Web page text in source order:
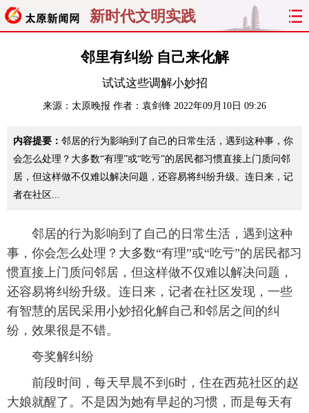
新时代文明实践
聚焦 太原
关注 文明
旅游 理财 政务 教育
看天下
太原日报 太原晚报 热评 社区
邻里有纠纷 自己来化解
试试这些调解小妙招
来源： 太原晚报 作者：袁剑锋 2022年09月10日 09:26
内容提要： 邻居的行为影响到了自己的日常生活，遇到这种事，你
会怎么处理？大多数“有理”或“吃亏”的居民都习惯直接上门质问邻
居，但这样做不仅难以解决问题，还容易将纠纷升级。连日来，记
者在社区...
邻居的行为影响到了自己的日常生活，遇到这种
事，你会怎么处理？大多数“有理”或“吃亏”的居民都习
惯直接上门质问邻居，但这样做不仅难以解决问题，
还容易将纠纷升级。连日来，记者在社区发现，一些
有智慧的居民采用小妙招化解自己和邻居之间的纠
纷，效果很是不错。
夸奖解纠纷
前段时间，每天早晨不到6时，住在西苑社区的赵
大娘就醒了。不是因为她有早起的习惯，而是每天有